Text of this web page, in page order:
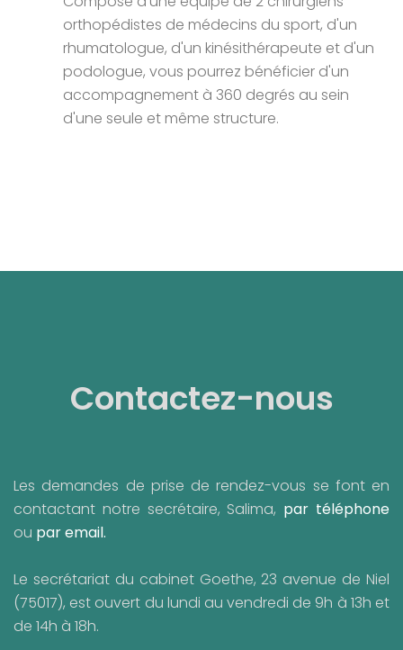
orthopédistes de médecins du sport, d'un
rhumatologue, d'un kinésithérapeute et d'un
podologue, vous pourrez bénéficier d'un
accompagnement à 360 degrés au sein
d'une seule et même structure.
Contactez-nous
Les demandes de prise de rendez-vous se font en
contactant notre secrétaire, Salima, par téléphone
ou par email.
Le secrétariat du cabinet Goethe, 23 avenue de Niel
(75017), est ouvert du lundi au vendredi de 9h à 13h et
de 14h à 18h.